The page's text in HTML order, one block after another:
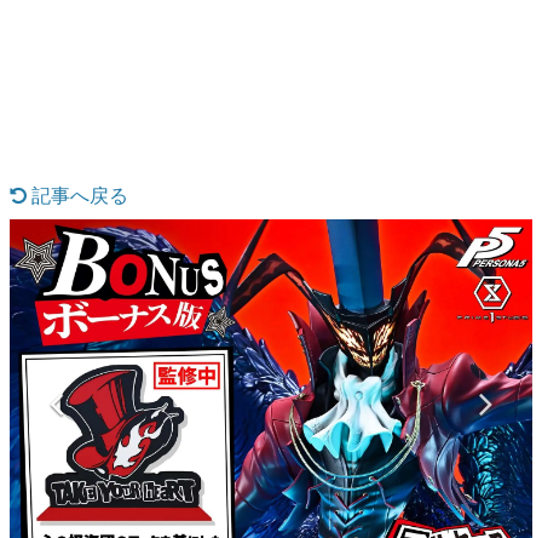
具体的な形から解き明かしていく、硬派で骨太な評論連載
です。
ゲームが変えた日本語
「経験値」「裏技」「ラスボス」… ゲームにまつわる言葉
の起源や用法の変遷を、コンピューター文化史研究家・タ
イニーP氏が徹底調査。
カテゴリ
特集記事
マンガ
記事へ戻る